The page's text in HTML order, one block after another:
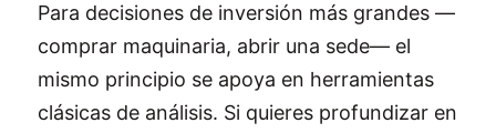
Para decisiones de inversión más grandes —
comprar maquinaria, abrir una sede— el
mismo principio se apoya en herramientas
clásicas de análisis. Si quieres profundizar en